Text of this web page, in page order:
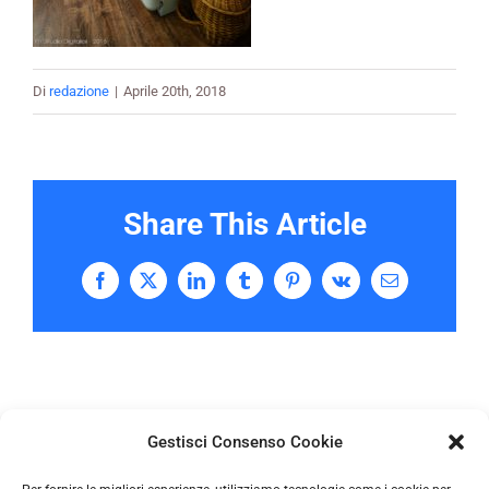
Gestisci Consenso Cookie
Di redazione | Aprile 20th, 2018
Share This Article
Facebook
X LinkedInTumblrPinterestVk Email